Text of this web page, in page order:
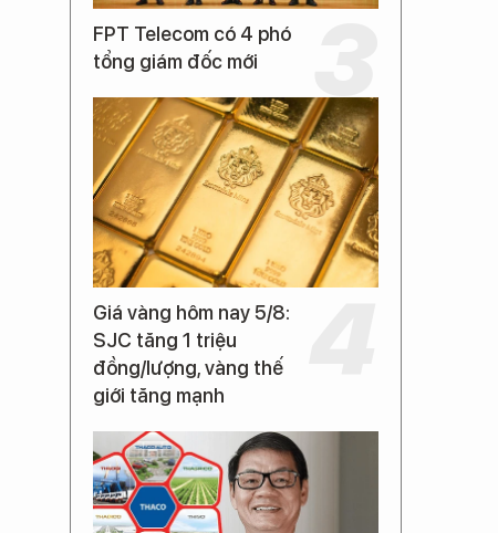
FPT Telecom có 4 phó
tổng giám đốc mới
Giá vàng hôm nay 5/8:
SJC tăng 1 triệu
đồng/lượng, vàng thế
giới tăng mạnh